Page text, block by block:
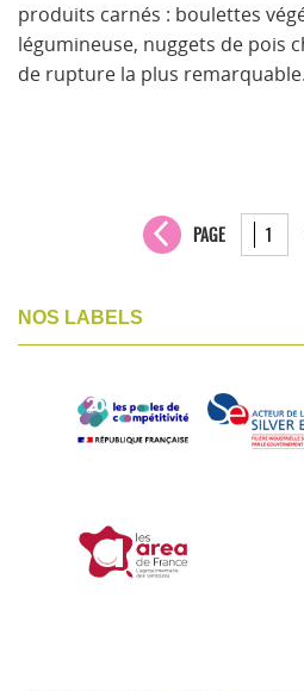
produits carnés : boulettes
légumineuse, nuggets de pois
de rupture la plus
PAGE
NOS LABELS